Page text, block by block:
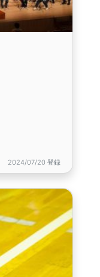
2024/07/20 登録